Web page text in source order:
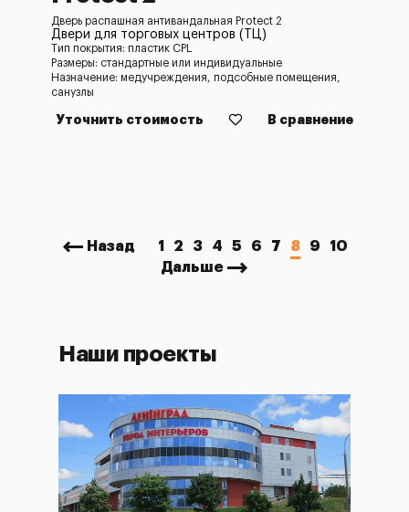
Дверь распашная антивандальная Protect 2
Двери для торговых центров (ТЦ)
Тип покрытия: пластик CPL
Размеры: стандартные или индивидуальные
Назначение: медучреждения, подсобные помещения,
санузлы
Уточнить стоимость В сравнение
Назад 1 2 3 4 5 6 7 8 9
10
Дальше
Наши проекты